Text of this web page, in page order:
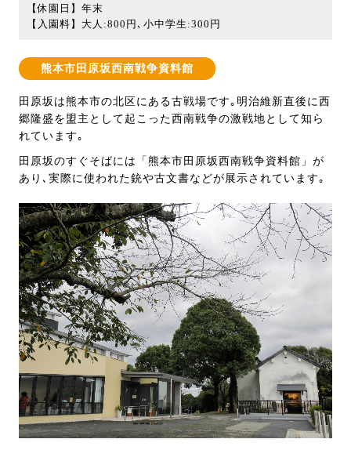
【休園日】年末
【入園料】大人:800円､小中学生:300円
熊本市田原坂西南戦争資料館
田原坂は熊本市の北区にある古戦場です｡明治維新直後に西
郷隆盛を盟主として起こった西南戦争の激戦地として知ら
れています｡
田原坂のすぐそばには「熊本市田原坂西南戦争資料館」が
あり､実際に使われた銃や古文書などが展示されています｡